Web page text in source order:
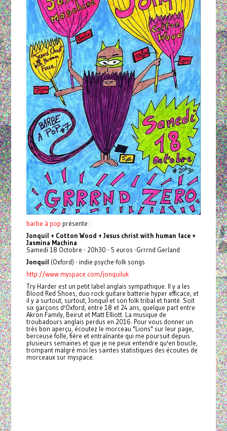
barbe à pop présente :
Jonquil + Cotton Wood + Jesus christ with human face +
Jasmina Machina
Samedi 18 Octobre - 20h30 - 5 euros -Grrrnd Gerland
Jonquil (Oxford) - indie psyche-folk songs
http://www.myspace.com/jonquiluk
Try Harder est un petit label anglais sympathique. Il y a les
Blood Red Shoes, duo rock guitare batterie hyper efficace, et
il y a surtout, surtout, Jonquil et son folk tribal et hanté. Soit
six garçons d'Oxford, entre 18 et 24 ans, quelque part entre
Akron Family, Beirut et Matt Elliott. La musique de
troubadours anglais perdus en 2016. Pour vous donner un
très bon aperçu, écoutez le morceau "Lions" sur leur page,
berceuse folle, fière et entraînante qui me poursuit depuis
plusieurs semaines et que je ne peux entendre qu'en boucle,
trompant malgré moi les saintes statistiques des écoutes de
morceaux sur myspace.